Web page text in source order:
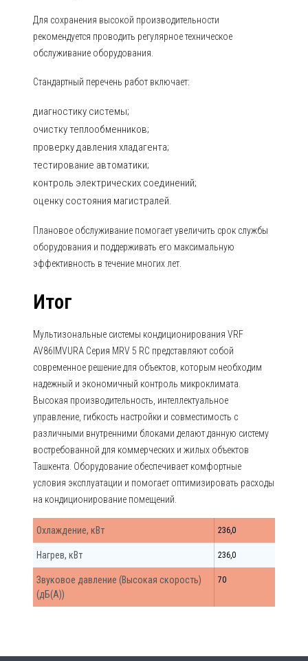
Для сохранения высокой производительности
рекомендуется проводить регулярное техническое
обслуживание оборудования.
Стандартный перечень работ включает:
диагностику системы;
очистку теплообменников;
проверку давления хладагента;
тестирование автоматики;
контроль электрических соединений;
оценку состояния магистралей.
Плановое обслуживание помогает увеличить срок службы
оборудования и поддерживать его максимальную
эффективность в течение многих лет.
Итог
Мультизональные системы кондиционирования VRF
AV86IMVURA Серия MRV 5 RC представляют собой
современное решение для объектов, которым необходим
надежный и экономичный контроль микроклимата.
Высокая производительность, интеллектуальное
управление, гибкость настройки и совместимость с
различными внутренними блоками делают данную систему
востребованной для коммерческих и жилых объектов
Ташкента. Оборудование обеспечивает комфортные
условия эксплуатации и помогает оптимизировать расходы
на кондиционирование помещений.
Охлаждение, кВт 236,0
Нагрев, кВт 236,0
Звуковое давление (Высокая скорость)
(дБ(А))
70